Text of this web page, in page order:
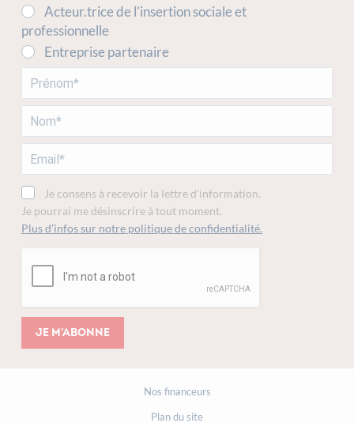
Acteur.trice de l'insertion sociale et
professionnelle
Entreprise partenaire
Je consens à recevoir la lettre d'information.
Je pourrai me désinscrire à tout moment.
Plus d’infos sur notre politique de confidentialité.
Je m'abonne
Nos financeurs
Plan du site